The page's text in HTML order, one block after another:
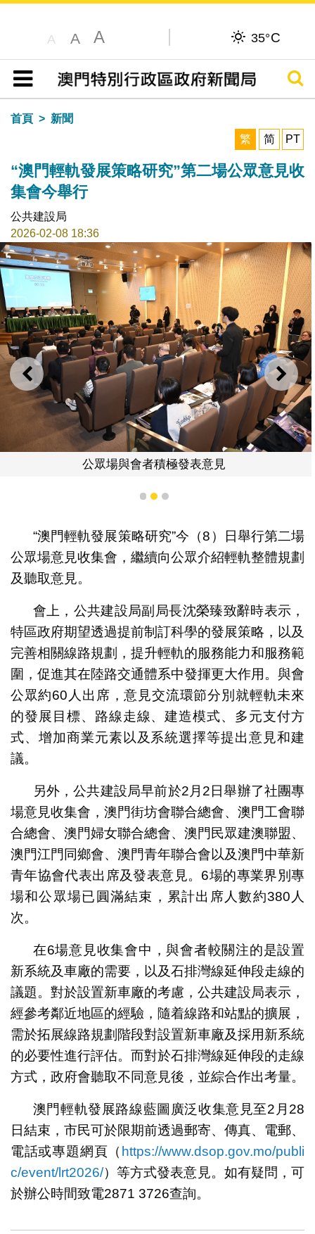
A A A 35°C
目錄
搜尋
首頁
新聞
繁
简 PT
“澳門輕軌發展策略研究”第二場公眾意見收
集會今舉行
公共建設局
2026-02-08 18:36
上一則 下一
公眾場與會者積極發表意見
1 2 3
“澳門輕軌發展策略研究”今（8）日舉行第二場
公眾場意見收集會，繼續向公眾介紹輕軌整體規劃
及聽取意見。
會上，公共建設局副局長沈榮臻致辭時表示，
特區政府期望透過提前制訂科學的發展策略，以及
完善相關線路規劃，提升輕軌的服務能力和服務範
圍，促進其在陸路交通體系中發揮更大作用。與會
公眾約60人出席，意見交流環節分別就輕軌未來
的發展目標、路線走線、建造模式、多元支付方
式、增加商業元素以及系統選擇等提出意見和建
議。
另外，公共建設局早前於2月2日舉辦了社團專
場意見收集會，澳門街坊會聯合總會、澳門工會聯
合總會、澳門婦女聯合總會、澳門民眾建澳聯盟、
澳門江門同鄉會、澳門青年聯合會以及澳門中華新
青年協會代表出席及發表意見。6場的專業界別專
場和公眾場已圓滿結束，累計出席人數約380人
次。
在6場意見收集會中，與會者較關注的是設置
新系統及車廠的需要，以及石排灣線延伸段走線的
議題。對於設置新車廠的考慮，公共建設局表示，
經參考鄰近地區的經驗，隨着線路和站點的擴展，
需於拓展線路規劃階段對設置新車廠及採用新系統
的必要性進行評估。而對於石排灣線延伸段的走線
方式，政府會聽取不同意見後，並綜合作出考量。
澳門輕軌發展路線藍圖廣泛收集意見至2月28
日結束，市民可於限期前透過郵寄、傳真、電郵、
電話或專題網頁（ https://www.dsop.gov.mo/publi
c/event/lrt2026/）等方式發表意見。如有疑問，可
於辦公時間致電2871 3726查詢。